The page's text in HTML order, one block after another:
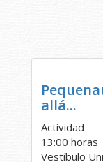
allá...
Actividad
13:00 horas
Vestíbulo